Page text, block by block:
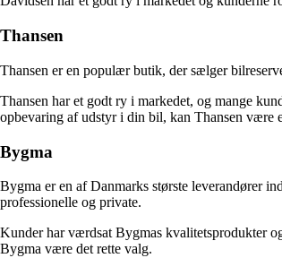
Thansen
Thansen er en populær butik, der sælger
Thansen har et godt ry i markedet, og mange
opbevaring af udstyr i din bil, kan Thansen være
Bygma
Bygma er en af Danmarks største leverandører
professionelle og private.
Kunder har værdsat Bygmas kvalitetsprodukter
Bygma være det rette valg.